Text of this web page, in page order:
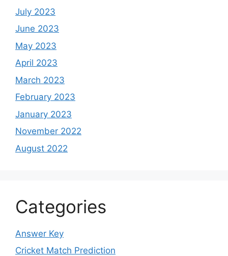
July 2023
June 2023
May 2023
April 2023
March 2023
February 2023
January 2023
November 2022
August 2022
Categories
Answer Key
Cricket Match Prediction